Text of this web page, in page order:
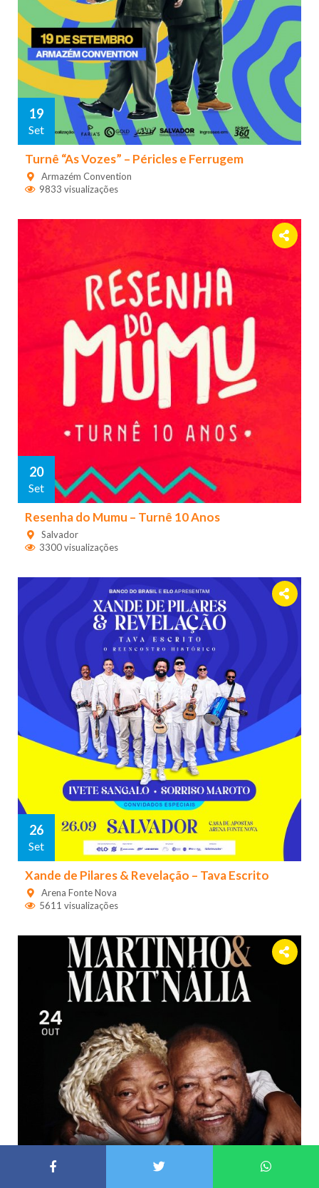
19
Set
Turnê “As Vozes” – Péricles e Ferrugem
Armazém Convention
9833 visualizações
20
Set
Resenha do Mumu – Turnê 10 Anos
Salvador
3300 visualizações
26
Set
Xande de Pilares & Revelação – Tava Escrito
Arena Fonte Nova
5611 visualizações